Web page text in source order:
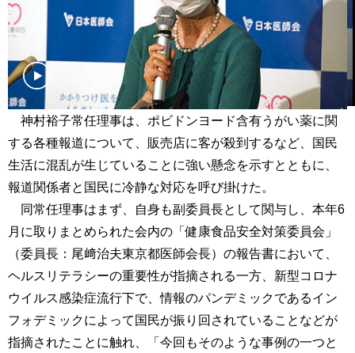
神村裕子常任理事は、ポビドンヨード含有うがい薬に関
する各種報道について、販売店に客が殺到するなど、国民
生活に混乱が生じていることに強い懸念を示すとともに、
報道関係者と国民に冷静な対応を呼び掛けた。
同常任理事はまず、自身も副委員長として関与し、本年6
月に取りまとめられた会内の「健康食品安全対策委員会」
（委員長：尾﨑治夫東京都医師会長）の報告書において、
ヘルスリテラシーの重要性が指摘される一方、新型コロナ
ウイルス感染症流行下で、情報のパンデミックであるイン
フォデミックによって国民が振り回されていることなどが
指摘されたことに触れ、「今回もそのような事例の一つと